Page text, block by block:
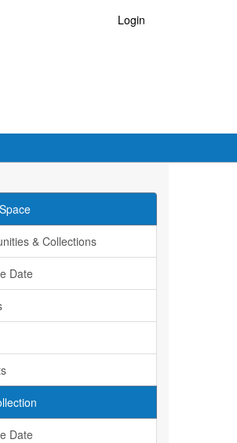
Login
& Collections
Date
Date